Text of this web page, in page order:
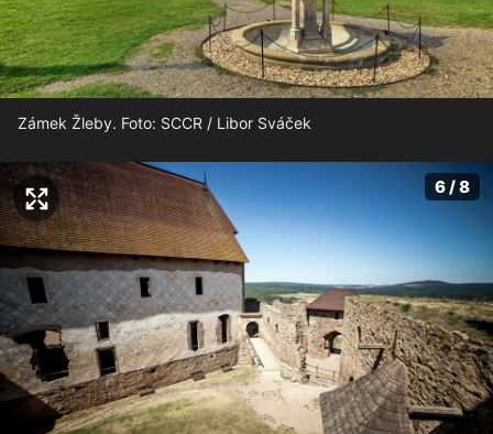
Zámek Žleby. Foto: SCCR / Libor Sváček
6 / 8